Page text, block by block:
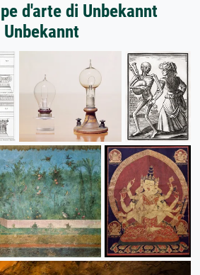
d'arte di Unbekannt
Unbekannt